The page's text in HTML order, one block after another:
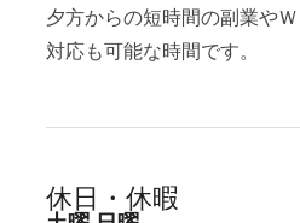
夕方からの短時間の副業や
対応も可能な時間です。
休日・休暇